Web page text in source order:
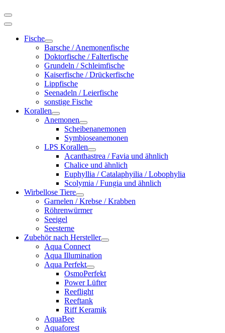
Fische
Barsche / Anemonenfische
Doktorfische / Falterfische
Grundeln / Schleimfische
Kaiserfische / Drückerfische
Lippfische
Seenadeln / Leierfische
sonstige Fische
Korallen
Anemonen
Scheibenanemonen
Symbioseanemonen
LPS Korallen
Acanthastrea / Favia und ähnlich
Chalice und ähnlich
Euphyllia / Catalaphyilia / Lobophylia
Scolymia / Fungia und ähnlich
Wirbellose Tiere
Garnelen / Krebse / Krabben
Röhrenwürmer
Seeigel
Seesterne
Zubehör nach Hersteller
Aqua Connect
Aqua Illumination
Aqua Perfekt
OsmoPerfekt
Power Lüfter
Reeflight
Reeftank
Riff Keramik
AquaBee
Aquaforest